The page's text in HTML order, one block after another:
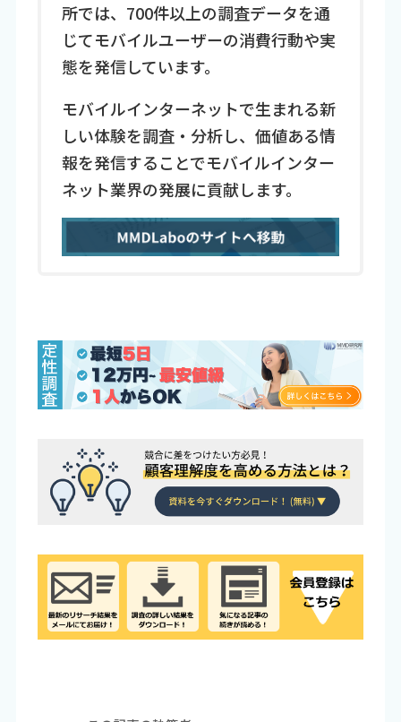
所では、700件以上の調査データを通
じてモバイルユーザーの消費行動や実
態を発信しています。
モバイルインターネットで生まれる新
しい体験を調査・分析し、価値ある情
報を発信することでモバイルインター
ネット業界の発展に貢献します。